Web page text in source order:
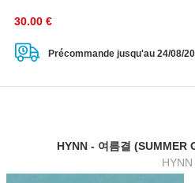
30.00 €
Précommande jusqu'au 24/08/
HYNN - 여름결 (SUMMER
HYNN